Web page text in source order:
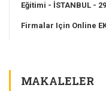
Eğitimi - İSTANBUL -
Firmalar Için Online
MAKALELER